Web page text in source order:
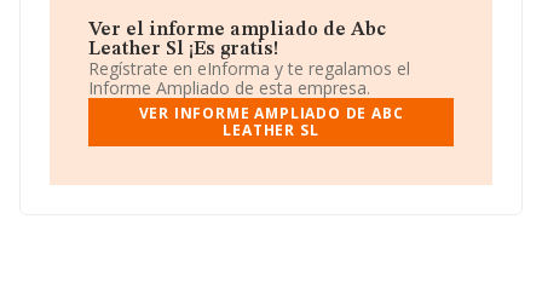
es importadora y exportadora.
Ha contado con el mismo número de profesionales y
atendiendo a los datos disponibles en INFORMA, ese
número ha estado por encima de la media de sector.
Dentro del ranking de empresas elaborado por
podemos decir de la compañía que: en 2024, en la
Ver el informe ampliado de Abc
Leather Sl ¡Es gratis!
Regístrate en eInforma y te regalamos el
Informe Ampliado de esta empresa.
VER INFORME AMPLIADO DE ABC
LEATHER SL